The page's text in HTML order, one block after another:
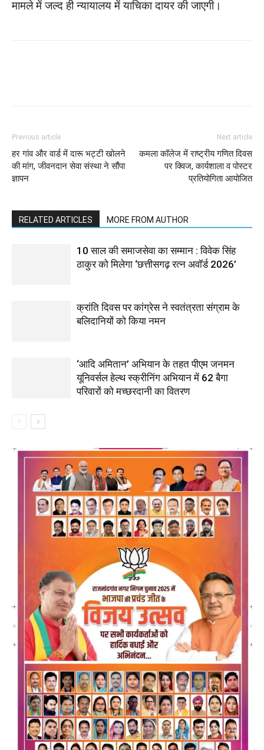
मामले में जल्द ही न्यायालय में याचिका दायर की जाएगी।
Previous article
हर गांव और वार्ड में दारू भट्टी खोलने
की मांग, जीवनदान सेवा संस्था ने सौंपा
ज्ञापन
Next article
कमला कॉलेज में राष्ट्रीय गणित दिवस
पर क्विज, कार्यशाला व पोस्टर
प्रतियोगिता आयोजित
RELATED ARTICLES MORE FROM AUTHOR
10 साल की समाजसेवा का सम्मान : विवेक सिंह
ठाकुर को मिलेगा ‘छत्तीसगढ़ रत्न अवॉर्ड 2026’
क्रांति दिवस पर कांग्रेस ने स्वतंत्रता संग्राम के
बलिदानियों को किया नमन
‘आदि अमितान’ अभियान के तहत पीएम जनमन
यूनिवर्सल हेल्थ स्क्रीनिंग अभियान में 62 बैगा
परिवारों को मच्छरदानी का वितरण